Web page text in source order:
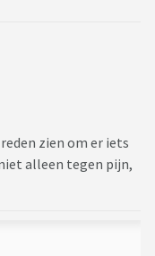
zien om er iets
alleen tegen pijn,